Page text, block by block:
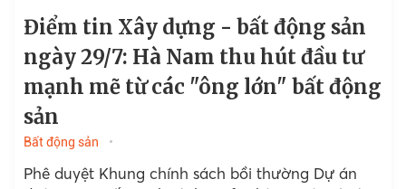
Điểm tin Xây dựng - bất động sản
ngày 29/7: Hà Nam thu hút đầu tư
mạnh mẽ từ các "ông lớn" bất động
sản
Bất động sản
Phê duyệt Khung chính sách bồi thường Dự án